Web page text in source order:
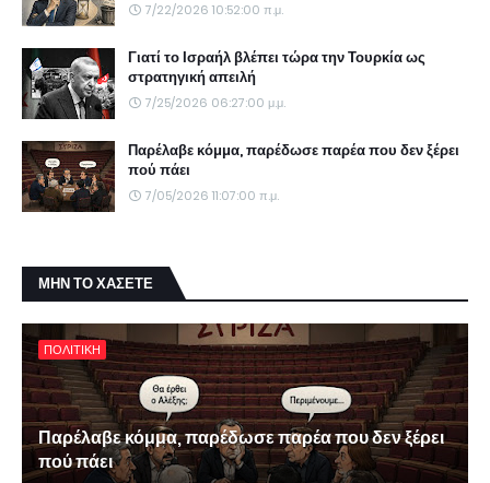
7/22/2026 10:52:00 π.μ.
Γιατί το Ισραήλ βλέπει τώρα την Τουρκία ως
στρατηγική απειλή
7/25/2026 06:27:00 μ.μ.
Παρέλαβε κόμμα, παρέδωσε παρέα που δεν ξέρει
πού πάει
7/05/2026 11:07:00 π.μ.
ΜΗΝ ΤΟ ΧΑΣΕΤΕ
ΠΟΛΙΤΙΚΗ
Παρέλαβε κόμμα, παρέδωσε παρέα που δεν ξέρει
πού πάει